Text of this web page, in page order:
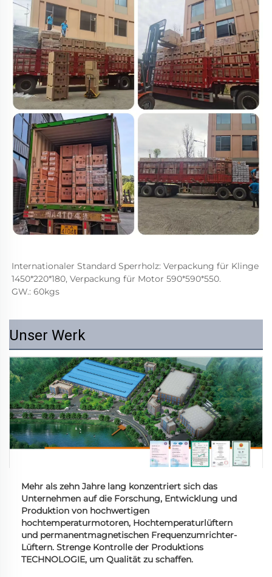
Internationaler Standard Sperrholz: Verpackung für Klinge
1450*220*180, Verpackung für Motor 590*590*550.
GW.: 60kgs
Unser Werk
Mehr als zehn Jahre lang konzentriert sich das
Unternehmen auf die Forschung, Entwicklung und
Produktion von hochwertigen
hochtemperaturmotoren, Hochtemperaturlüftern
und permanentmagnetischen Frequenzumrichter-
Lüftern. Strenge Kontrolle der Produktions
TECHNOLOGIE, um Qualität zu schaffen.